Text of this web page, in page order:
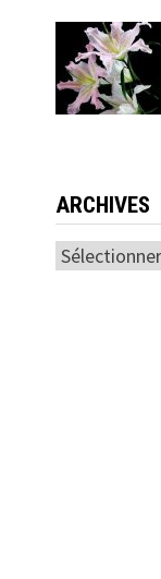
ARCHIVES
Archives